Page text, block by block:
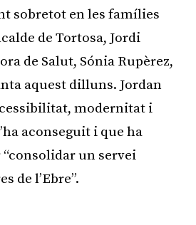
sobretot en les famílies
de Tortosa, Jordi
de Salut, Sónia Rupèrez,
aquest dilluns. Jordan
modernitat i
aconseguit i que ha
un servei
de l’Ebre”.